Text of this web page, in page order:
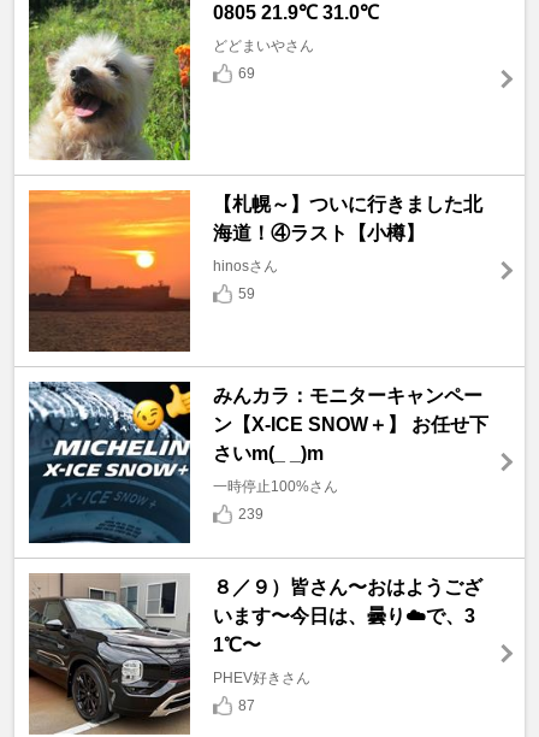
0805 21.9℃ 31.0℃
どどまいやさん
69
【札幌～】ついに行きました北
海道！④ラスト【小樽】
hinosさん
59
みんカラ：モニターキャンペー
ン【X-ICE SNOW＋】 お任せ下
さいm(_ _)m
一時停止100%さん
239
８／９）皆さん〜おはようござ
います〜今日は、曇り☁️で、3
1℃〜
PHEV好きさん
87